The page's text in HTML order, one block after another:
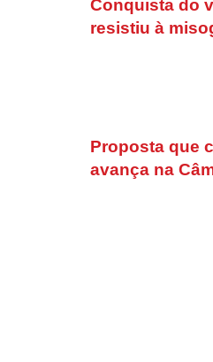
Conquista do
resistiu à
Proposta que
avança na